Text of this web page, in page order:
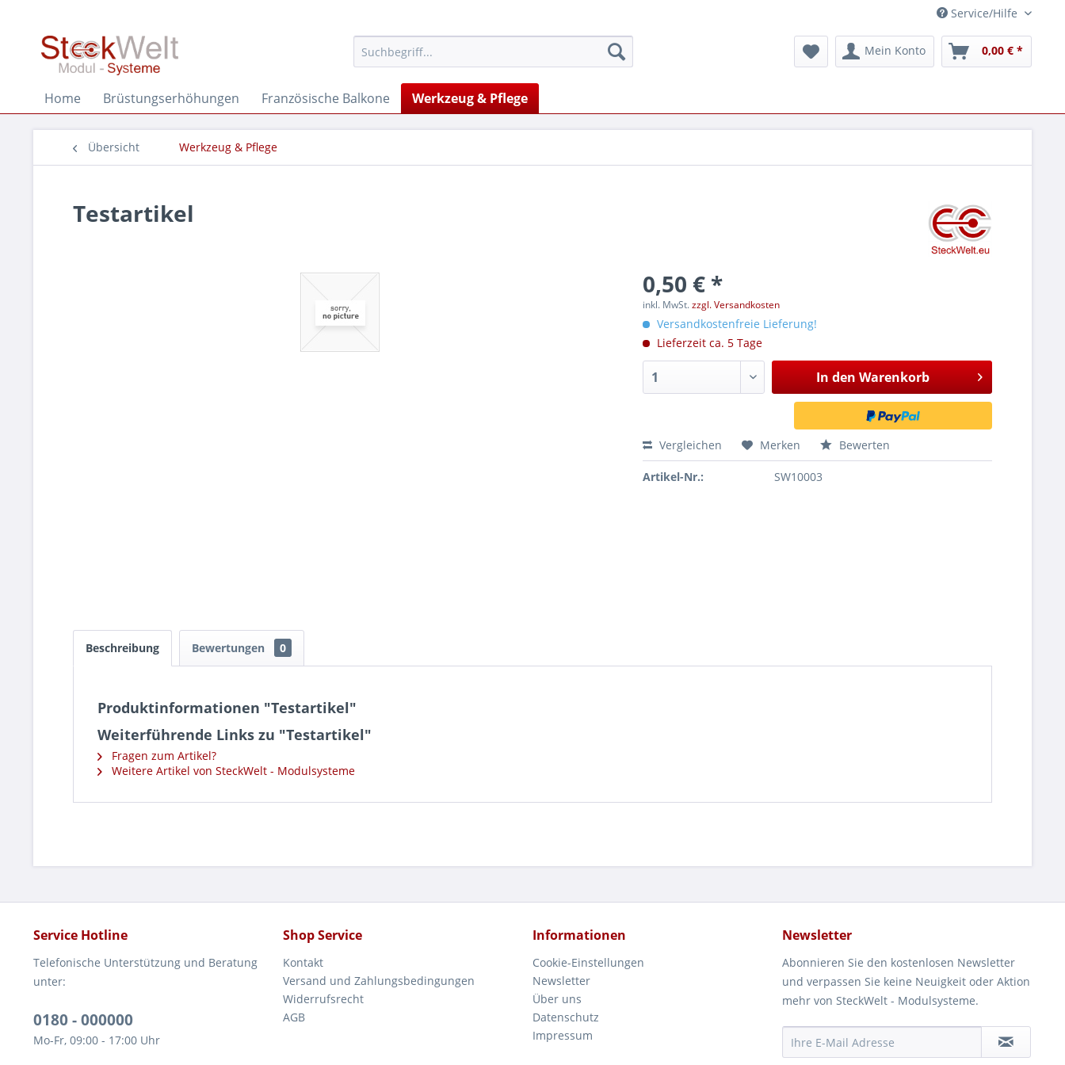
Service/Hilfe
Mein Konto 0,00 € *
Home Brüstungserhöhungen Französische Balkone Werkzeug & Pflege
Übersicht Werkzeug & Pflege
Testartikel
0,50 € *
inkl. MwSt.zzgl. Versandkosten
Versandkostenfreie Lieferung!
Lieferzeit ca. 5 Tage
In den Warenkorb
Vergleichen Merken Bewerten
Artikel-Nr.: SW10003
Beschreibung Bewertungen 0
Produktinformationen "Testartikel"
Weiterführende Links zu "Testartikel"
Fragen zum Artikel?
Weitere Artikel von SteckWelt - Modulsysteme
Service Hotline
Telefonische Unterstützung und Beratung
unter:
0180 - 000000
Mo-Fr, 09:00 - 17:00 Uhr
Shop Service
Kontakt
Versand und Zahlungsbedingungen
Widerrufsrecht
AGB
Informationen
Cookie-Einstellungen
Newsletter
Über uns
Datenschutz
Impressum
Newsletter
Abonnieren Sie den kostenlosen Newsletter
und verpassen Sie keine Neuigkeit oder Aktion
mehr von SteckWelt - Modulsysteme.